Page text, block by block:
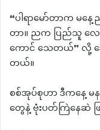
“ပါရာမော်တာက မနေ့
တာ။ ညက ပြည်သူ လ
ကောင် သေတယ်” လို့ ဒေ
တယ်။
စစ်အုပ်စုဟာ ဒီကနေ့ မ
တွေနဲ့ ဗုံးပတ်ကြဲနေ